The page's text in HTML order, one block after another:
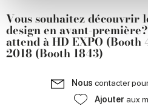
provide social media features
We also share information
our social media, advertising
may combine it with other
provided to them or that
of their services.
Vous souhaitez découvrir
design en avant-
attend àHD EXPO (Booth
2018 (Booth 1843)
Nous contacter
Ajouter aux